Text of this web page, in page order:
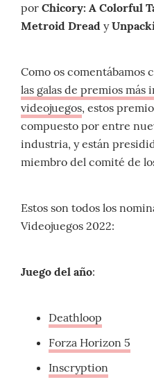
por Chicory: A Colorful
Metroid Dread y
Como os comentábamos
las galas de premios más
videojuegos, estos
compuesto por entre
industria, y están
miembro del comité de
Estos son todos los
Videojuegos 2022:
Juego del año:
Deathloop
Forza Horizon 5
Inscryption